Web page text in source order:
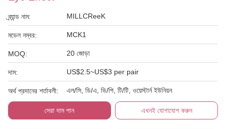
ব্র্যান্ড নাম: MILLCReeK
মডেল নম্বর: MCK1
MOQ: 20 জোড়া
দাম: US$2.5~US$3 per pair
অর্থ প্রদানের শর্তাবলী: এল/সি, ডি/এ, ডি/পি, টি/টি, ওয়েস্টার্ন ইউনিয়ন
সেরা দাম পান এখনই যোগাযোগ করুন